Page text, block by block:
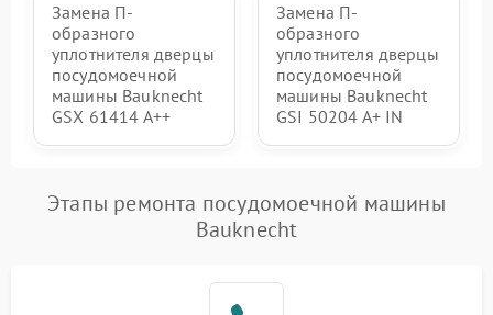
Замена П-
образного
уплотнителя дверцы
посудомоечной
машины Bauknecht
GSX 61414 A++
Замена П-
образного
уплотнителя дверцы
посудомоечной
машины Bauknecht
GSI 50204 A+ IN
Этапы ремонта посудомоечной машины
Bauknecht